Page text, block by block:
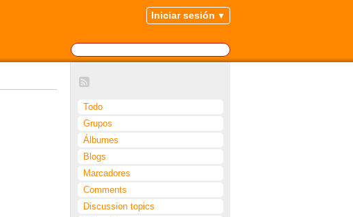
Iniciar sesión
Todo
Grupos
Álbumes
Blogs
Marcadores
Comments
Discussion topics